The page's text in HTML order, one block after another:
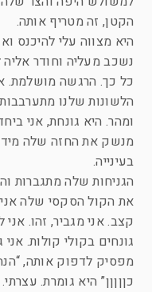
הקטן, זה מטריף אותה.
היא מצווה עלי להיכנס
נשכב מעליה וחודר
כל כך. הרגשה מושלמת.
הלשונות שלנו
ומהר. היא גונחת, אני
מנשק את החזה שלה מידי
בעינייה.
הגניחות שלה מתגברות
את הקול הסקסי שלה
קצב. אני מגביר, זהו.
גונחים בקולי קולות.
מפסיק לדפוק אותה,
כןןןןן” היא גומרת. עצרתי.